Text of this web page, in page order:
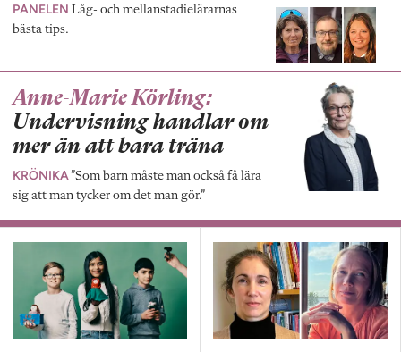
PANELEN Låg- och mellanstadielärarnas
bästa tips.
Anne-Marie Körling:
Undervisning handlar om
mer än att bara träna
KRÖNIKA”Som barn måste man också få lära
sig att man tycker om det man gör.”